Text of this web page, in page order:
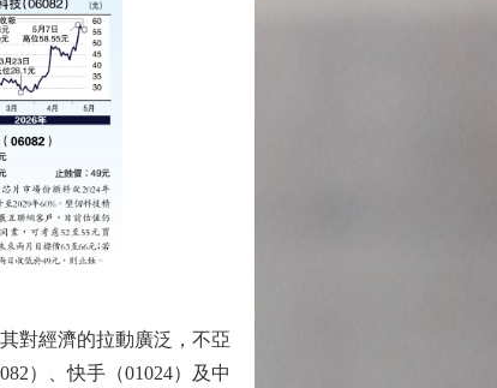
對經濟的拉動廣泛，不亞
）、快手（01024）及中